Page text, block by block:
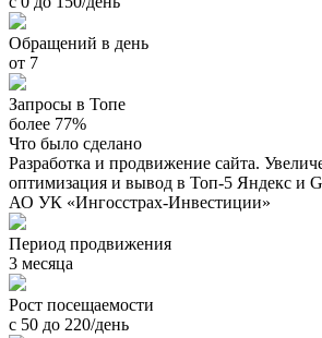
Обращений в день
от 7
Запросы в Топе
более 77%
Что было сделано
Разработка и продвижение сайта.
оптимизация и вывод в Топ-5 Яндекс и
АО УК «Ингосстрах-Инвестиции»
Период продвижения
3 месяца
Рост посещаемости
с 50 до 220/день